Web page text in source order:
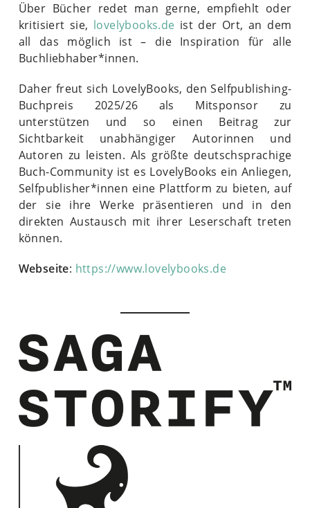
Über Bücher redet man gerne, empfiehlt oder
kritisiert sie, lovelybooks.de ist der Ort, an dem
all das möglich ist – die Inspiration für alle
Buchliebhaber*innen.
Daher freut sich LovelyBooks, den Selfpublishing-
Buchpreis 2025/26 als Mitsponsor zu
unterstützen und so einen Beitrag zur
Sichtbarkeit unabhängiger Autorinnen und
Autoren zu leisten. Als größte deutschsprachige
Buch-Community ist es LovelyBooks ein Anliegen,
Selfpublisher*innen eine Plattform zu bieten, auf
der sie ihre Werke präsentieren und in den
direkten Austausch mit ihrer Leserschaft treten
können.
Webseite: https://www.lovelybooks.de